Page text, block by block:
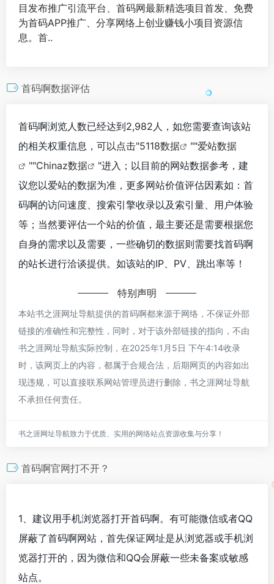
目发布推广引流平台、首码网最新精选项目首发、免费
为首码APP推广、分享网络上创业赚钱小项目资源信
息。首..
首码啊数据评估
首码啊浏览人数已经达到2,982人，如您需要查询该站
的相关权重信息，可以点击"5118数据 ""爱站数据
""Chinaz数据
"进入；以目前的网站数据参考，建
议您以爱站的数据为准，更多网站价值评估因素如：首
码啊的访问速度、搜索引擎收录以及索引量、用户体验
等；当然要评估一个站的价值，最主要还是需要根据您
自身的需求以及需要，一些确切的数据则需要找首码啊
的站长进行洽谈提供。如该站的IP、PV、跳出率等！
特别声明
本站书之涯网址导航提供的首码啊都来源于网络，不保证外部
链接的准确性和完整性，同时，对于该外部链接的指向，不由
书之涯网址导航实际控制，在2025年1月5日 下午4:14收录
时，该网页上的内容，都属于合规合法，后期网页的内容如出
现违规，可以直接联系网站管理员进行删除，书之涯网址导航
不承担任何责任。
书之涯网址导航致力于优质、实用的网络站点资源收集与分享！
首码啊官网打不开？
1、建议用手机浏览器打开首码啊。有可能微信或者QQ
屏蔽了首码啊网站，首先保证网址是从浏览器或手机浏
览器打开的，因为微信和QQ会屏蔽一些未备案或敏感
站点。